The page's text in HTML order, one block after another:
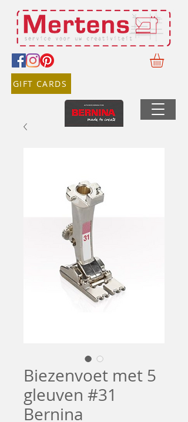
GIFT CARDS
Biezenvoet met 5
gleuven #31
Bernina